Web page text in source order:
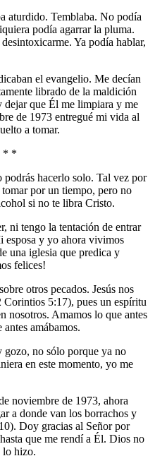
aturdido. Temblaba. No podía
podía agarrar la pluma.
Ya podía hablar,
el evangelio. Me decían
librado de la maldición
dejar que Él me limpiara y me
de 1973 entregué mi vida al
a tomar.
* *
hacerlo solo. Tal vez por
por un tiempo, pero no
si no te libra Cristo.
ni tengo la tentación de entrar
esposa y yo ahora vivimos
una iglesia que predica y
felices!
otros pecados. Jesús nos
Corintios 5:17), pues un espíritu
nosotros. Amamos lo que antes
amábamos.
gozo, no sólo porque ya no
en este momento, yo me
noviembre de 1973, ahora
a donde van los borrachos y
Doy gracias al Señor por
que me rendí a Él. Dios no
lo hizo.